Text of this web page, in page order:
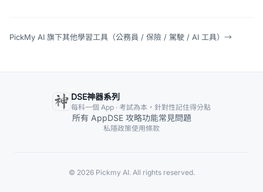
PickMy AI 旗下其他學習工具（公務員 / 保險 / 駕駛 / AI 工具） →
DSE神器系列
每科一個 App · 考試為本，針對性記住得分點
所有 AppDSE 攻略功能常見問題
私隱政策使用條款
© 2026 Pickmy AI. All rights reserved.